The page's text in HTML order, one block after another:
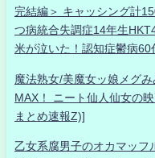
完結編＞ キャッシング計
つ病統合失調症14年生
米が泣いた！認知症鬱病60
魔法熟女/美魔女ッ娘メグ
MAX！ ニート仙人仙女の
まとめ速報Z)]
乙女系腐男子のオカマッ